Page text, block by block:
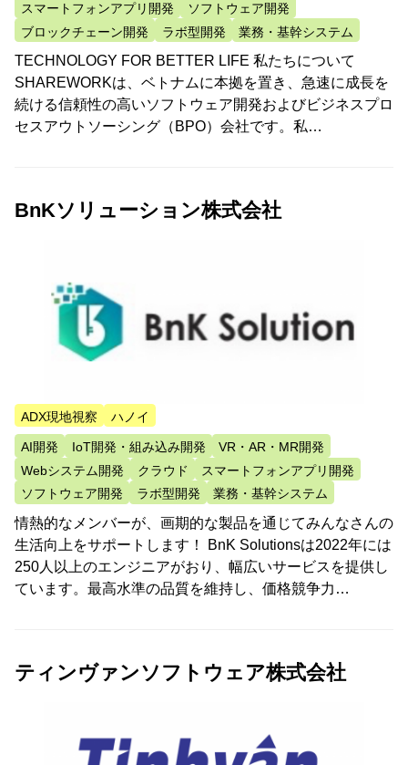
スマートフォンアプリ開発
ソフトウェア開発
ブロックチェーン開発
ラボ型開発 業務・基幹システム
TECHNOLOGY FOR BETTER LIFE 私たちについて
SHAREWORKは、ベトナムに本拠を置き、急速に成長を
続ける信頼性の高いソフトウェア開発およびビジネスプロ
セスアウトソーシング（BPO）会社です。私…
BnKソリューション株式会社
ADX現地視察 ハノイ
AI開発 IoT開発・組み込み開発
VR・AR・MR開発
Webシステム開発
クラウド
スマートフォンアプリ開発
ソフトウェア開発
ラボ型開発 業務・基幹システム
情熱的なメンバーが、画期的な製品を通じてみんなさんの
生活向上をサポートします！ BnK Solutionsは2022年には
250人以上のエンジニアがおり、幅広いサービスを提供し
ています。最高水準の品質を維持し、価格競争力…
ティンヴァンソフトウェア株式会社